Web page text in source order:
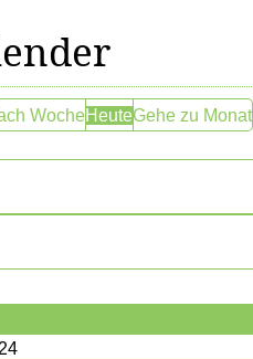
WocheHeuteGehe zu Monat